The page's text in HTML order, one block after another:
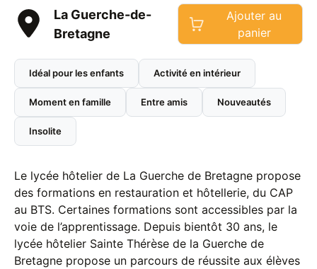
La Guerche-de-
Bretagne
Ajouter au
panier
Idéal pour les enfants Activité en intérieur
Moment en famille Entre amis Nouveautés
Insolite
Le lycée hôtelier de La Guerche de Bretagne propose
des formations en restauration et hôtellerie, du CAP
au BTS. Certaines formations sont accessibles par la
voie de l’apprentissage. Depuis bientôt 30 ans, le
lycée hôtelier Sainte Thérèse de la Guerche de
Bretagne propose un parcours de réussite aux élèves